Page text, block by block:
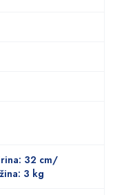
32 cm/
3 kg